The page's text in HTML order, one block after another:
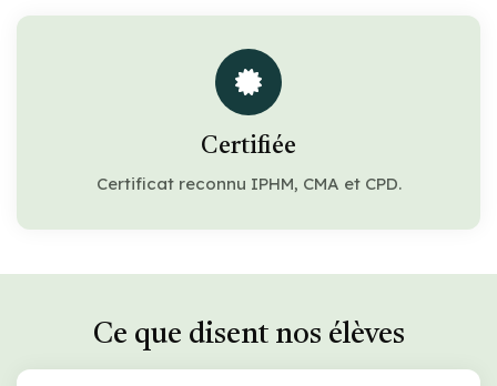
Certifiée
Certificat reconnu IPHM, CMA et CPD.
Ce que disent nos élèves